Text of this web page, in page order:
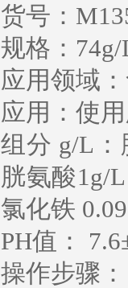
货号：
规格：
应用领域
应用：使
组分 g/L
胱氨酸1g/
氯化铁
PH值：
操作步骤：